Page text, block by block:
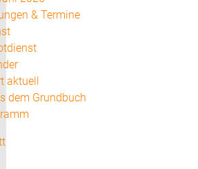
& Termine
aktuell
dem Grundbuch